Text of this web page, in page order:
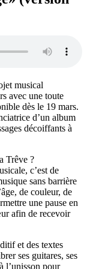
musical
avec une toute
dès le 19 mars.
d’un album
décoiffants à
Trêve ?
c’est de
sans barrière
de couleur, de
une pause en
afin de recevoir
et des textes
ses guitares, ses
l’unisson pour